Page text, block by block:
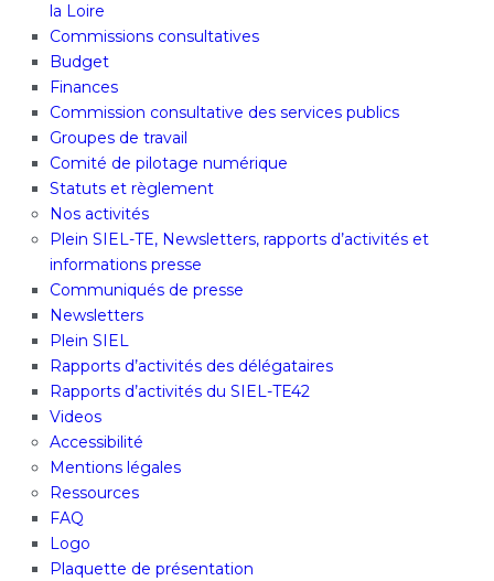
la Loire
Commissions consultatives
Budget
Finances
Commission consultative des services publics
Groupes de travail
Comité de pilotage numérique
Statuts et règlement
Nos activités
Plein SIEL-TE, Newsletters, rapports d’activités et
informations presse
Communiqués de presse
Newsletters
Plein SIEL
Rapports d’activités des délégataires
Rapports d’activités du SIEL-TE42
Videos
Accessibilité
Mentions légales
Ressources
FAQ
Logo
Plaquette de présentation